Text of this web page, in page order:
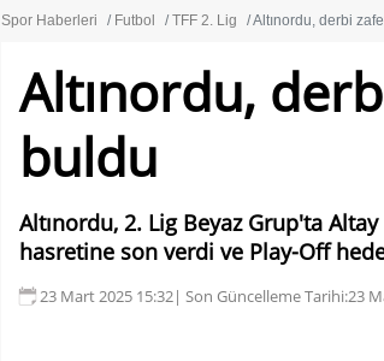
Spor Haberleri Futbol TFF 2. Lig Altınordu, derbi
Altınordu,
buldu
Altınordu, 2. Lig Beyaz Grup'ta
hasretine son verdi ve Play-Off
23 Mart 2025 15:32| Son Güncelleme Tarihi:23